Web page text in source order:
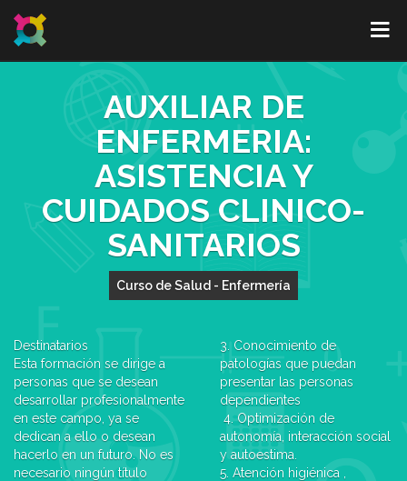
AUXILIAR DE
ENFERMERIA:
ASISTENCIA Y
CUIDADOS CLINICO-
SANITARIOS
Curso de Salud - Enfermería
Destinatarios
Esta formación se dirige a
personas que se desean
desarrollar profesionalmente
en este campo, ya se
dedican a ello o desean
hacerlo en un futuro. No es
necesario ningún título
3. Conocimiento de
patologías que puedan
presentar las personas
dependientes
4. Optimización de
autonomía, interacción social
y autoestima.
5. Atención higiénica ,